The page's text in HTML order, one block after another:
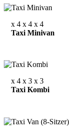
x 4 x 4 x 4
Taxi Minivan
x 4 x 3 x 3
Taxi Kombi